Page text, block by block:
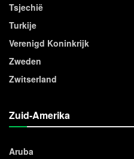
Tsjechië
Turkije
Verenigd Koninkrijk
Zweden
Zwitserland
Zuid-Amerika
Aruba